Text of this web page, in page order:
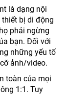
là dạng nội
bị di động
phải ngừng
bạn. Đối với
những yếu tố
ảnh/video.
toàn của mọi
1:1. Tuy